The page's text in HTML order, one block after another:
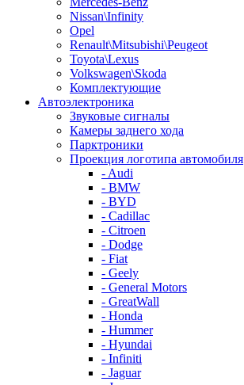
Nissan\Infinity
Opel
Renault\Mitsubishi\Peugeot
Toyota\Lexus
Volkswagen\Skoda
Комплектующие
Автоэлектроника
Звуковые сигналы
Камеры заднего хода
Парктроники
Проекция логотипа автомобиля
- Audi
- BMW
- BYD
- Cadillac
- Citroen
- Dodge
- Fiat
- Geely
- General Motors
- GreatWall
- Honda
- Hummer
- Hyundai
- Infiniti
- Jaguar